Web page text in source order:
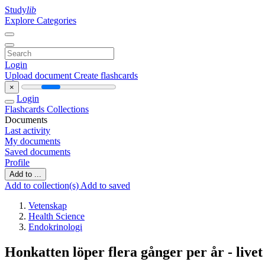
Studylib
Explore Categories
Login
Upload document Create flashcards
×
Login
Flashcards Collections
Documents
Last activity
My documents
Saved documents
Profile
Add to ...
Add to collection(s) Add to saved
Vetenskap
Health Science
Endokrinologi
Honkatten löper flera gånger per år -